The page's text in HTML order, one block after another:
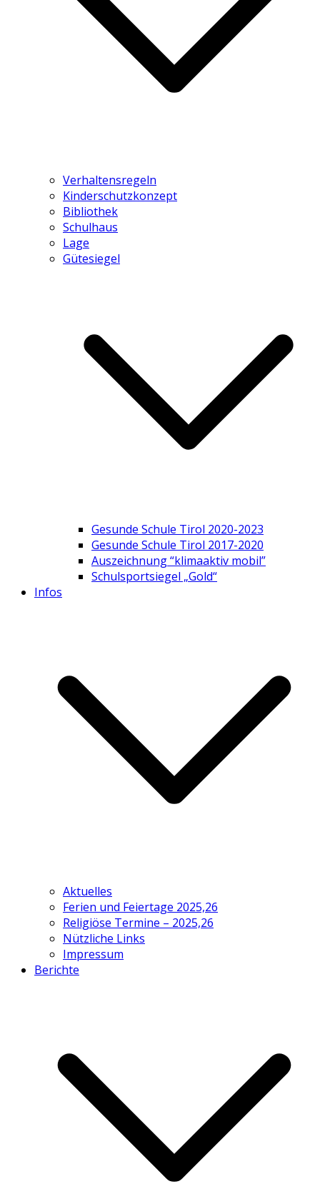
Verhaltensregeln
Kinderschutzkonzept
Bibliothek
Schulhaus
Lage
Gütesiegel
Gesunde Schule Tirol 2020-2023
Gesunde Schule Tirol 2017-2020
Auszeichnung “klimaaktiv mobil”
Schulsportsiegel „Gold“
Infos
Aktuelles
Ferien und Feiertage 2025,26
Religiöse Termine – 2025,26
Nützliche Links
Impressum
Berichte